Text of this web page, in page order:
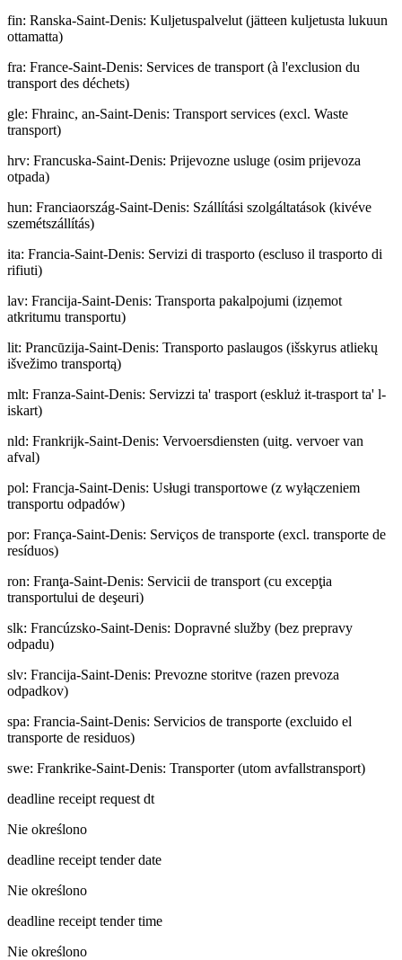
fin: Ranska-Saint-Denis: Kuljetuspalvelut (jätteen kuljetusta lukuun
ottamatta)
fra: France-Saint-Denis: Services de transport (à l'exclusion du
transport des déchets)
gle: Fhrainc, an-Saint-Denis: Transport services (excl. Waste
transport)
hrv: Francuska-Saint-Denis: Prijevozne usluge (osim prijevoza
otpada)
hun: Franciaország-Saint-Denis: Szállítási szolgáltatások (kivéve
szemétszállítás)
ita: Francia-Saint-Denis: Servizi di trasporto (escluso il trasporto di
rifiuti)
lav: Francija-Saint-Denis: Transporta pakalpojumi (izņemot
atkritumu transportu)
lit: Prancūzija-Saint-Denis: Transporto paslaugos (išskyrus atliekų
išvežimo transportą)
mlt: Franza-Saint-Denis: Servizzi ta' trasport (eskluż it-trasport ta' l-
iskart)
nld: Frankrijk-Saint-Denis: Vervoersdiensten (uitg. vervoer van
afval)
pol: Francja-Saint-Denis: Usługi transportowe (z wyłączeniem
transportu odpadów)
por: França-Saint-Denis: Serviços de transporte (excl. transporte de
resíduos)
ron: Franţa-Saint-Denis: Servicii de transport (cu excepţia
transportului de deşeuri)
slk: Francúzsko-Saint-Denis: Dopravné služby (bez prepravy
odpadu)
slv: Francija-Saint-Denis: Prevozne storitve (razen prevoza
odpadkov)
spa: Francia-Saint-Denis: Servicios de transporte (excluido el
transporte de residuos)
swe: Frankrike-Saint-Denis: Transporter (utom avfallstransport)
deadline receipt request dt
Nie określono
deadline receipt tender date
Nie określono
deadline receipt tender time
Nie określono